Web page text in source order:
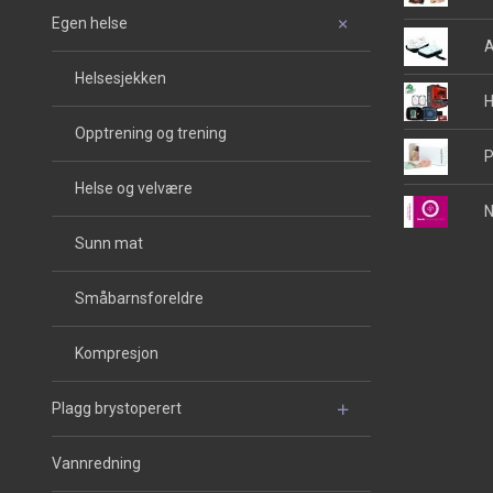
Egen helse
Helsesjekken
Opptrening og trening
Helse og velvære
Sunn mat
Småbarnsforeldre
Kompresjon
Plagg brystoperert
Vannredning